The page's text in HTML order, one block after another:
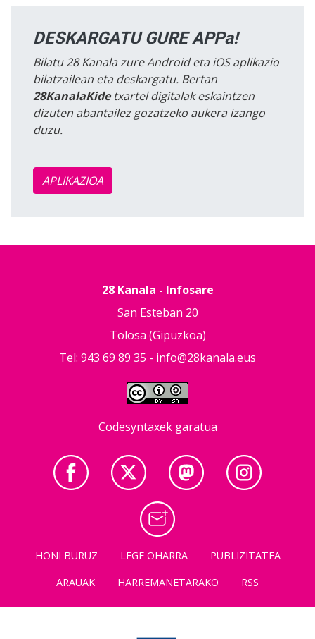
DESKARGATU GURE APPa!
Bilatu 28 Kanala zure Android eta iOS aplikazio
bilatzailean eta deskargatu. Bertan
28KanalaKidetxartel digitalak eskaintzen
dizuten abantailez gozatzeko aukera izango
duzu.
APLIKAZIOA
28 Kanala - Infosare
San Esteban 20
Tolosa (Gipuzkoa)
Tel: 943 69 89 35 - info@28kanala.eus
Codesyntaxek garatua
HONI BURUZ LEGE OHARRA
PUBLIZITATEA
ARAUAK
HARREMANETARAKO RSS